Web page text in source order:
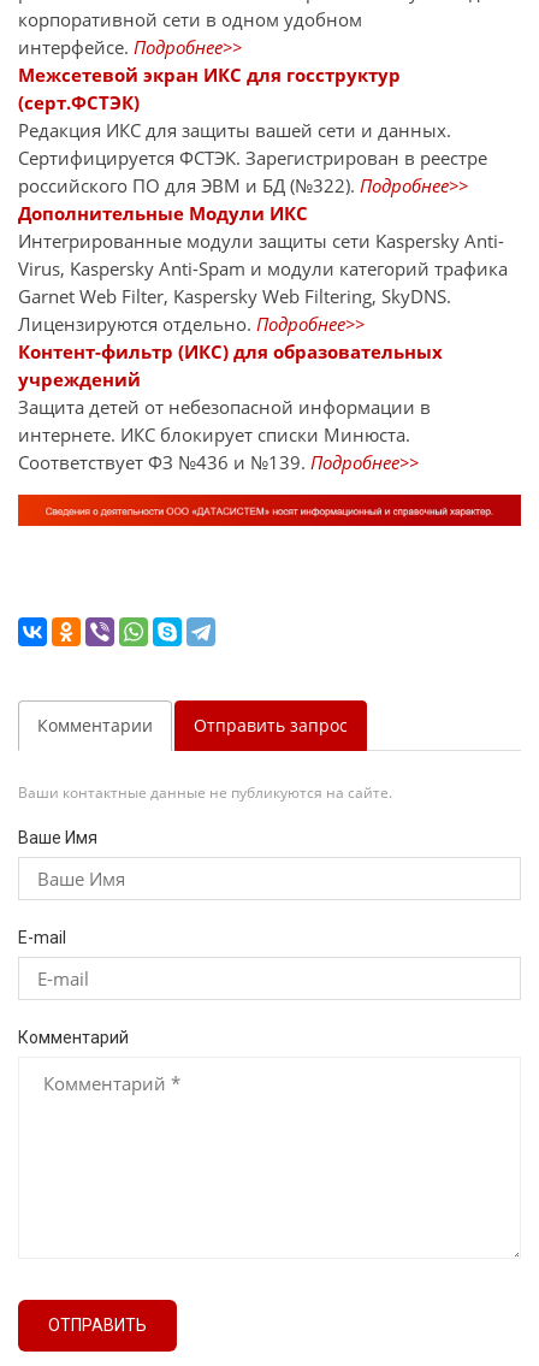
корпоративной сети в одном удобном
интерфейсе. Подробнее>>
Межсетевой экран ИКС для госструктур
(серт.ФСТЭК)
Редакция ИКС для защиты вашей сети и данных.
Сертифицируется ФСТЭК. Зарегистрирован в реестре
российского ПО для ЭВМ и БД (№322). Подробнее>>
Дополнительные Модули ИКС
Интегрированные модули защиты сети Kaspersky Anti-
Virus, Kaspersky Anti-Spam и модули категорий трафика
Garnet Web Filter, Kaspersky Web Filtering, SkyDNS.
Лицензируются отдельно. Подробнее>>
Контент-фильтр (ИКС) для образовательных
учреждений
Защита детей от небезопасной информации в
интернете. ИКС блокирует списки Минюста.
Соответствует ФЗ №436 и №139. Подробнее>>
Комментарии Отправить запрос
Ваши контактные данные не публикуются на сайте.
Ваше Имя
E-mail
Комментарий
ОТПРАВИТЬ